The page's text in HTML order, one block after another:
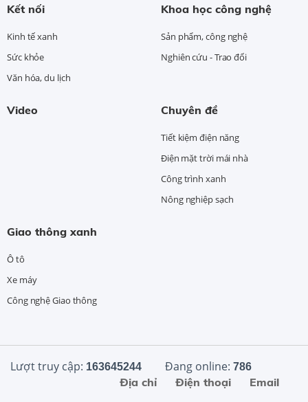
Kết nối
Kinh tế xanh
Sức khỏe
Văn hóa, du lịch
Khoa học công nghệ
Sản phẩm, công nghệ
Nghiên cứu - Trao đổi
Video Chuyên đề
Tiết kiệm điện năng
Điện mặt trời mái nhà
Công trình xanh
Nông nghiệp sạch
Giao thông xanh
Ô tô
Xe máy
Công nghệ Giao thông
Lượt truy cập: 163645244 Đang online: 786
Email
Điện thoại
Địa chỉ